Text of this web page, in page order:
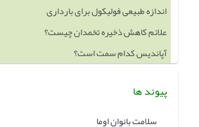
علائم کاهش ذخیره تخمدان چیست؟
آپاندیس کدام سمت است؟
خوردن چه چيزهايي باعث بزرگ شدن سينه ميشود
پیوند ها
سلامت بانوان اوما